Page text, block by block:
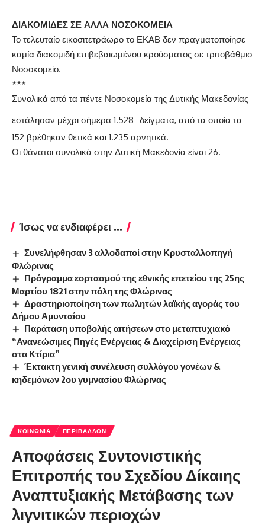
ΔΙΑΚΟΜΙΔΕΣ ΣΕ ΑΛΛΑ ΝΟΣΟΚΟΜΕΙΑ
Το τελευταίο εικοσιτετράωρο το ΕΚΑΒ δεν πραγματοποίησε
καμία διακομιδή επιβεβαιωμένου κρούσματος σε τριτοβάθμιο
Νοσοκομείο.
***
Συνολικά από τα πέντε Νοσοκομεία της Δυτικής Μακεδονίας
εστάλησαν μέχρι σήμερα 1.528 δείγματα, από τα οποία τα
152 βρέθηκαν θετικά και 1.235 αρνητικά.
Οι θάνατοι συνολικά στην Δυτική Μακεδονία είναι 26.
Ίσως να ενδιαφέρει ...
Συνελήφθησαν 3 αλλοδαποί στην Κρυσταλλοπηγή
Φλώρινας
Πρόγραμμα εορτασμού της εθνικής επετείου της 25ης
Μαρτίου 1821 στην πόλη της Φλώρινας
Δραστηριοποίηση των πωλητών λαϊκής αγοράς του
Δήμου Αμυνταίου
Παράταση υποβολής αιτήσεων στο μεταπτυχιακό
“Ανανεώσιμες Πηγές Ενέργειας & Διαχείριση Ενέργειας
στα Κτίρια”
Έκτακτη γενική συνέλευση συλλόγου γονέων &
κηδεμόνων 2ου γυμνασίου Φλώρινας
ΚΟΙΝΩΝΊΑ ΠΕΡΙΒΆΛΛΟΝ
Αποφάσεις Συντονιστικής
Επιτροπής του Σχεδίου Δίκαιης
Αναπτυξιακής Μετάβασης των
λιγνιτικών περιοχών